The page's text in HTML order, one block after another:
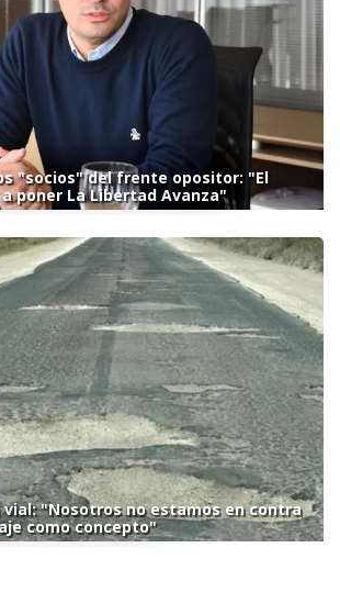
"socios" del frente opositor: "El
poner La Libertad Avanza"
"Nosotros no estamos en contra
como concepto"